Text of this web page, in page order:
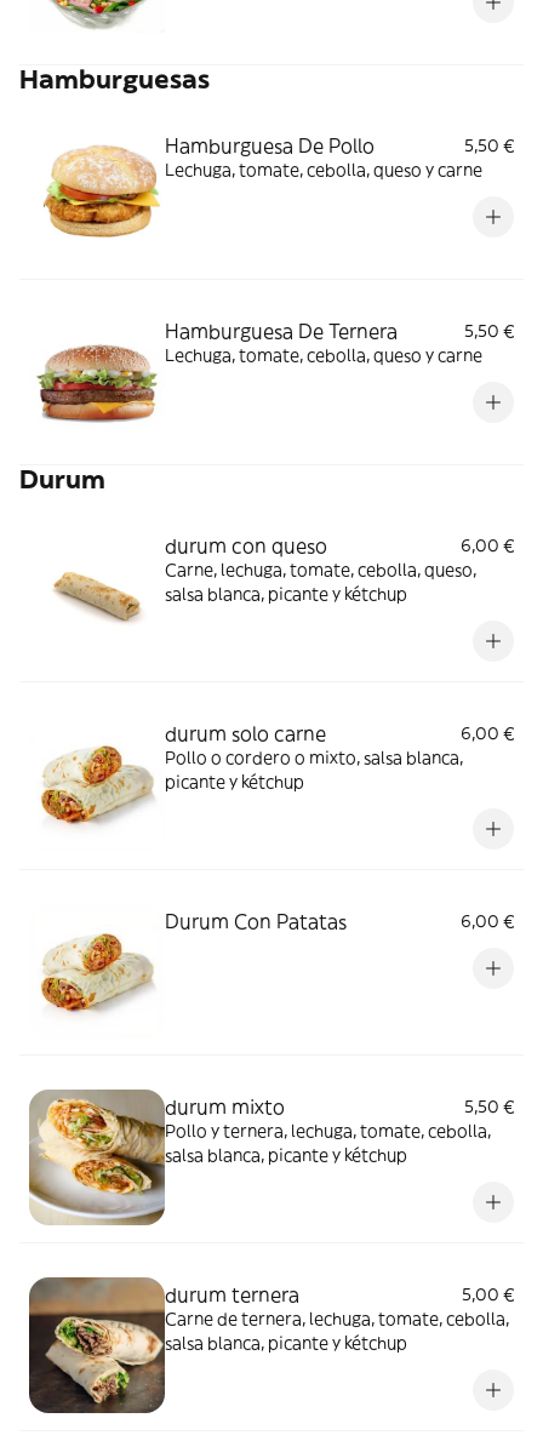
Hamburguesas
Hamburguesa De Pollo
5,50 €
Lechuga, tomate, cebolla, queso y carne
Hamburguesa De Ternera
5,50 €
Lechuga, tomate, cebolla, queso y carne
Durum
durum con queso
6,00 €
Carne, lechuga, tomate, cebolla, queso,
salsa blanca, picante y kétchup
durum solo carne
6,00 €
Pollo o cordero o mixto, salsa blanca,
picante y kétchup
Durum Con Patatas 6,00 €
durum mixto
5,50 €
Pollo y ternera, lechuga, tomate, cebolla,
salsa blanca, picante y kétchup
durum ternera
5,00 €
Carne de ternera, lechuga, tomate, cebolla,
salsa blanca, picante y kétchup